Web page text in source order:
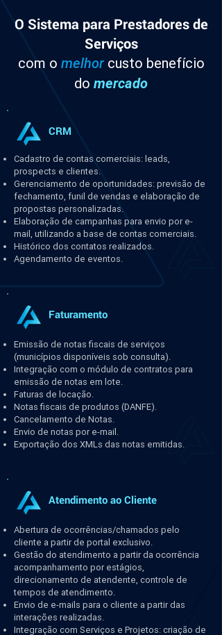
O Sistema para Prestadores de
Serviços
com o melhor custo benefício
do mercado
CRM
Cadastro de contas comerciais: leads,
prospects e clientes.
Gerenciamento de oportunidades: previsão de
fechamento, funil de vendas e elaboração de
propostas personalizadas.
Elaboração de campanhas para envio por e-
mail, utilizando a base de contas comerciais.
Histórico dos contatos realizados.
Agendamento de eventos.
Faturamento
Emissão de notas fiscais de serviços
(municípios disponíveis sob consulta).
Integração com o módulo de contratos para
emissão de notas em lote.
Faturas de locação.
Notas fiscais de produtos (DANFE).
Cancelamento de Notas.
Envio de notas por e-mail.
Exportação dos XMLs das notas emitidas.
Atendimento ao Cliente
Abertura de ocorrências/chamados pelo
cliente a partir de portal exclusivo.
Gestão do atendimento a partir da ocorrência
acompanhamento por estágios,
direcionamento de atendente, controle de
tempos de atendimento.
Envio de e-mails para o cliente a partir das
interações realizadas.
Integração com Serviços e Projetos: criação de